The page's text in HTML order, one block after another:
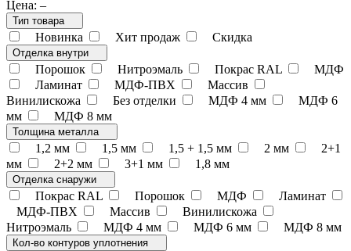
Цена: –
Тип товара
Новинка Хит продаж Скидка
Отделка внутри
Порошок Нитроэмаль Покрас RAL
МДФ
Ламинат
МДФ-ПВХ
Массив
Винилискожа
Без отделки МДФ 4 мм
МДФ 6
мм
МДФ 8 мм
Толщина металла
1,2 мм 1,5 мм 1,5 + 1,5 мм 2 мм
2+1
мм
2+2 мм 3+1 мм 1,8 мм
Отделка снаружи
Покрас RAL Порошок МДФ
Ламинат
МДФ-ПВХ
Массив
Винилискожа
Нитроэмаль
МДФ 4 мм МДФ 6 мм МДФ 8 мм
Кол-во контуров уплотнения